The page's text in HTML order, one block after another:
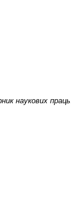
наукових праць